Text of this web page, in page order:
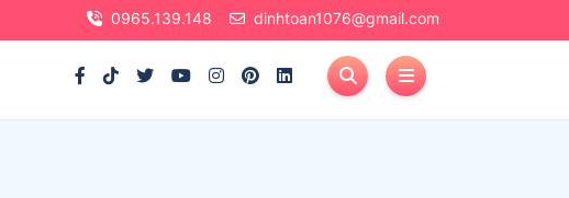
0965.139.148 dinhtoan1076@gmail.com